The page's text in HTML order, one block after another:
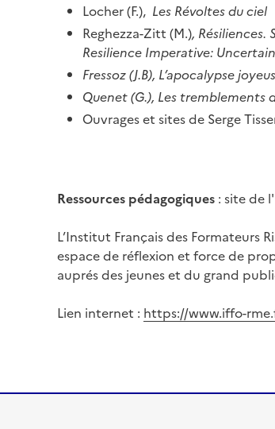
Locher (F.), Les Révoltes du
Reghezza-Zitt (M.),
Resilience Imperative:
Fressoz (J.B), L’apocalypse
Quenet (G.), Les tremblements
Ouvrages et sites de Serge
Ressources pédagogiques : site de
L’Institut Français des Formateurs
espace de réflexion et force de
auprés des jeunes et du grand
Lien internet : https://www.iffo-